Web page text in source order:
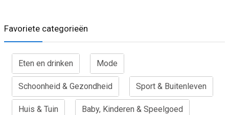
Favoriete categorieën
Eten en drinken Mode
Schoonheid & Gezondheid Sport & Buitenleven
Huis & Tuin Baby, Kinderen & Speelgoed